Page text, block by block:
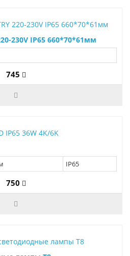
230V IP65 660*70*61мм
745
IP65
750